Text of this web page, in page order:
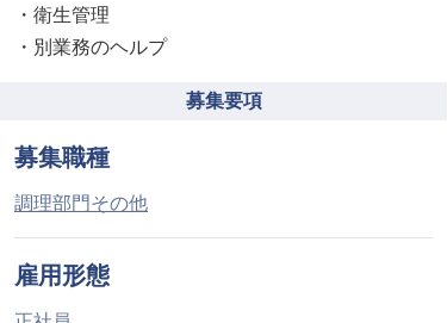
・衛生管理
・別業務のヘルプ
募集要項
募集職種
調理部門その他
雇用形態